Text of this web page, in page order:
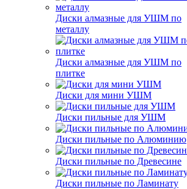
Диски алмазные для УШМ по
металлу
Диски алмазные для УШМ по
плитке
Диски для мини УШМ
Диски пильные для УШМ
Диски пильные по Алюминию
Диски пильные по Древесине
Диски пильные по Ламинату